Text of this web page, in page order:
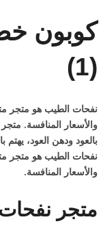
كوبون
(1)
نفحات الطيب هو متجر
والأسعار المنافسة.
بالعود ودهن العود، يهتم
نفحات الطيب هو متجر
والأسعار المنافسة.
متجر